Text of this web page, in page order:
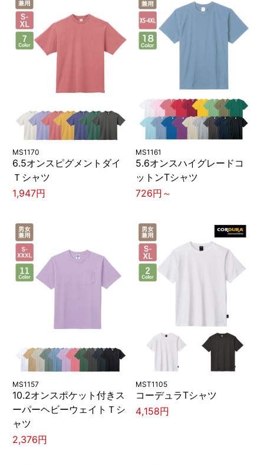
MS1170
6.5オンスピグメントダイ
Ｔシャツ
1,947円
MS1161
5.6オンスハイグレードコ
ットンTシャツ
726円～
MS1157
10.2オンスポケット付きス
ーパーヘビーウェイトＴシ
ャツ
2,376円
MST1105
コーデュラTシャツ
4,158円